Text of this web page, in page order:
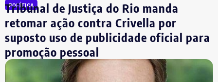
Dr. Luizinho
R$ 150.000,00
Leniel Borel
R$ 104.500,00
*Valor correspondente à soma de R$ 122.642,00 em espécie
convertidos de dólar e R$ 88.000,00 em reais declarados em dinheiro
POLÍTICA
Tribunal de Justiça do Rio manda
retomar ação contra Crivella por
suposto uso de publicidade oficial para
promoção pessoal